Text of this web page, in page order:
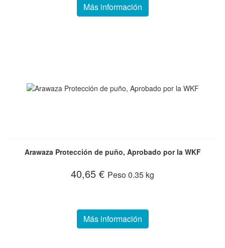
Más información
Arawaza Protección de puño, Aprobado por la WKF
40,65 € Peso0.35 kg
Más información